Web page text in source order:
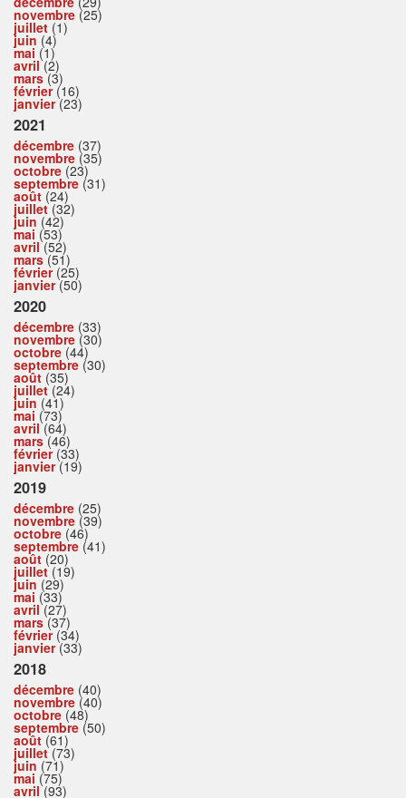
novembre (25)
juillet (1)
juin (4)
mai (1)
avril(2)
mars(3)
février(16)
janvier(23)
2021
décembre (37)
novembre (35)
octobre (23)
septembre (31)
août (24)
juillet(32)
juin (42)
mai (53)
avril(52)
mars(51)
février(25)
janvier(50)
2020
décembre (33)
novembre (30)
octobre (44)
septembre (30)
août (35)
juillet(24)
juin (41)
mai (73)
avril(64)
mars(46)
février(33)
janvier(19)
2019
décembre (25)
novembre (39)
octobre (46)
septembre (41)
août (20)
juillet(19)
juin (29)
mai (33)
avril(27)
mars(37)
février(34)
janvier(33)
2018
décembre (40)
novembre (40)
octobre (48)
septembre (50)
août (61)
juillet(73)
juin (71)
mai (75)
avril(93)